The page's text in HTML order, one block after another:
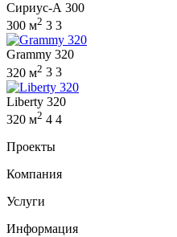
Сириус-А 300
300 м2 3 3
Grammy 320
320 м2 3 3
Liberty 320
320 м2 4 4
Проекты
Компания
Услуги
Информация